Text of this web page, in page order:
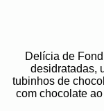
Delícia de
desidratadas,
tubinhos de
com chocolate